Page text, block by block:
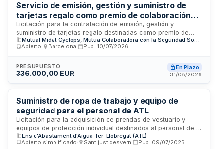
Servicio de emisión, gestión y suministro de
tarjetas regalo como premio de colaboración
para empleados de MC MUTUAL
Licitación para la contratación de emisión, gestión y
suministro de tarjetas regalo destinadas como premio de
colaboración a empleados de MC MUTUAL que cumplan 25
y/o 40 años en activo en la empresa, así como en el
corresponde a 600 euros por beneficiario. El servicio se
gestiona a nivel nacional con centralización administrativa en
Mutual Midat Cyclops, Mutua Colaboradora con la Seguridad Social nº 1
Abierto
Barcelona Pub. 10/07/2026
PRESUPUESTO
336.000,00 EUR
En Plazo
31/08/2026
Suministro de ropa de trabajo y equipo de
seguridad para el personal de ATL
Licitación para la adquisición de prendas de vestuario y
equipos de protección individual destinados al personal de la
entidad ATL. El suministro comprende la provisión de ropa de
trabajo conforme a las especificaciones técnicas
Ens d'Abastament d'Aigua Ter-Llobregat (ATL)
Abierto simplificado
Sant just desvern Pub. 09/07/2026